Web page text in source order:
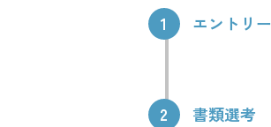
1 エントリー
2 書類選考